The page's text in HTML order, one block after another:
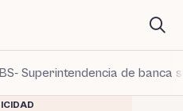
Superintendencia de banca